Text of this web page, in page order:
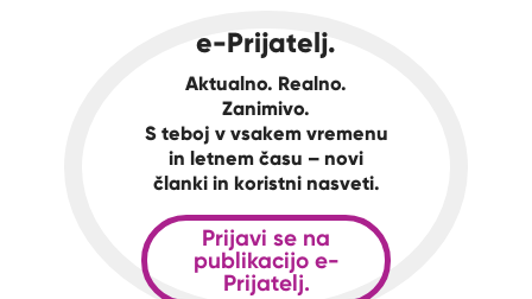
e-Prijatelj.
Aktualno. Realno.
Zanimivo.
S teboj v vsakem vremenu
in letnem času – novi
članki in koristni nasveti.
Prijavi se na
publikacijo e-
Prijatelj.